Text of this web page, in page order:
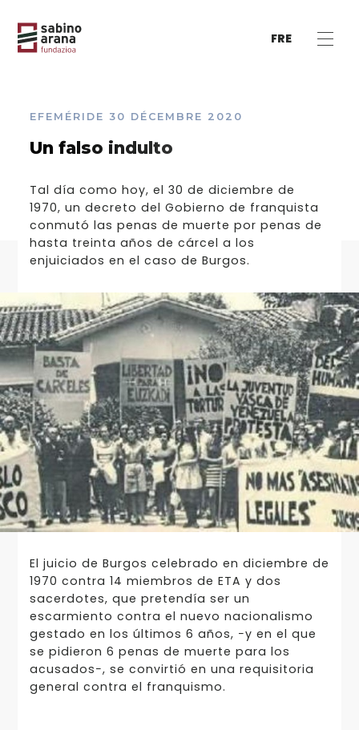
FRE
EFEMÉRIDE 30 DÉCEMBRE 2020
Un falso indulto
Tal día como hoy, el 30 de diciembre de
1970, un decreto del Gobierno de franquista
conmutó las penas de muerte por penas de
hasta treinta años de cárcel a los
enjuiciados en el caso de Burgos.
El juicio de Burgos celebrado en diciembre de
1970 contra 14 miembros de ETA y dos
sacerdotes, que pretendía ser un
escarmiento contra el nuevo nacionalismo
gestado en los últimos 6 años, −y en el que
se pidieron 6 penas de muerte para los
acusados−, se convirtió en una requisitoria
general contra el franquismo.